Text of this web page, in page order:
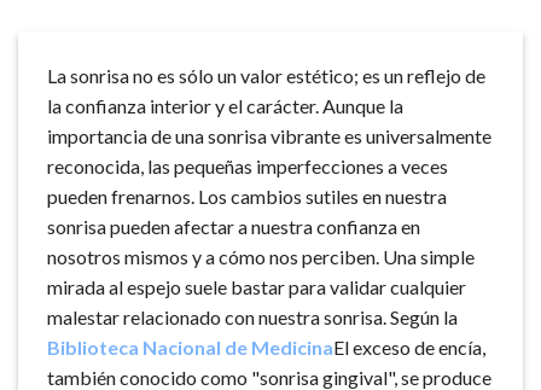
La sonrisa no es sólo un valor estético; es un reflejo de
la confianza interior y el carácter. Aunque la
importancia de una sonrisa vibrante es universalmente
reconocida, las pequeñas imperfecciones a veces
pueden frenarnos. Los cambios sutiles en nuestra
sonrisa pueden afectar a nuestra confianza en
nosotros mismos y a cómo nos perciben. Una simple
mirada al espejo suele bastar para validar cualquier
malestar relacionado con nuestra sonrisa. Según la
Biblioteca Nacional de MedicinaEl exceso de encía,
también conocido como "sonrisa gingival", se produce